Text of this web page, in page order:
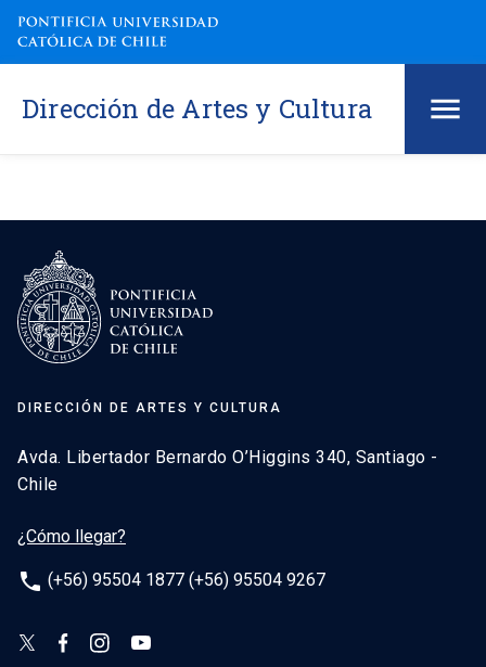
Dirección de Artes y Cultura
DIRECCIÓN DE ARTES Y CULTURA
Avda. Libertador Bernardo O’Higgins 340, Santiago -
Chile
¿Cómo llegar?
phone (+56) 95504 1877 (+56) 95504 9267